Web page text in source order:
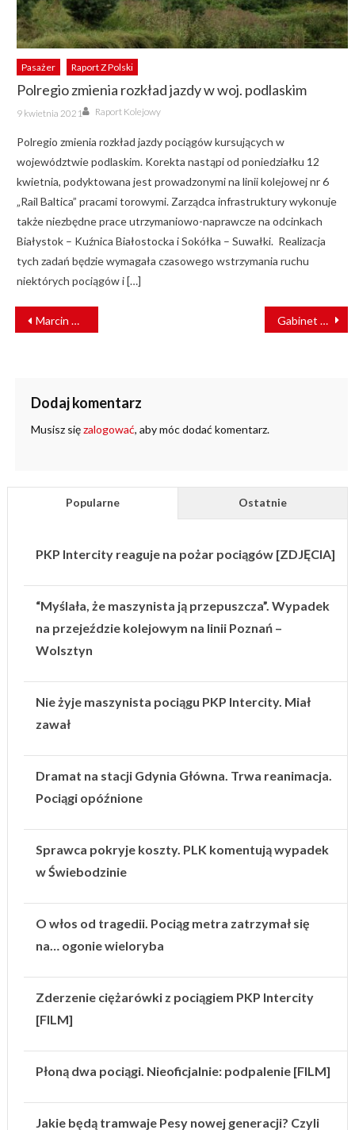
Pasażer Raport Z Polski
Polregio zmienia rozkład jazdy w woj. podlaskim
Posted
on
9 kwietnia 2021 Author
Raport Kolejowy
Polregio zmienia rozkład jazdy pociągów kursujących w
województwie podlaskim. Korekta nastąpi od poniedziałku 12
kwietnia, podyktowana jest prowadzonymi na linii kolejowej nr 6
„Rail Baltica” pracami torowymi. Zarządca infrastruktury wykonuje
także niezbędne prace utrzymaniowo-naprawcze na odcinkach
Białystok – Kuźnica Białostocka i Sokółka – Suwałki. Realizacja
tych zadań będzie wymagała czasowego wstrzymania ruchu
niektórych pociągów i […]
NAWIGACJA
WPISU
Marcin Horała: Raport NIK laurką dotychczasowego projektu CPK [WYWIAD] Gabinet Ministrów zdecydował. Znamy skład zarządu Ukrzaliznytsii
Dodaj komentarz
Musisz sięzalogować, aby móc dodać komentarz.
Popularne Ostatnie
PKP Intercity reaguje na pożar pociągów [ZDJĘCIA]
“Myślała, że maszynista ją przepuszcza”. Wypadek
na przejeździe kolejowym na linii Poznań –
Wolsztyn
Nie żyje maszynista pociągu PKP Intercity. Miał
zawał
Dramat na stacji Gdynia Główna. Trwa reanimacja.
Pociągi opóźnione
Sprawca pokryje koszty. PLK komentują wypadek
w Świebodzinie
O włos od tragedii. Pociąg metra zatrzymał się
na… ogonie wieloryba
Zderzenie ciężarówki z pociągiem PKP Intercity
[FILM]
Płoną dwa pociągi. Nieoficjalnie: podpalenie [FILM]
Jakie będą tramwaje Pesy nowej generacji? Czyli